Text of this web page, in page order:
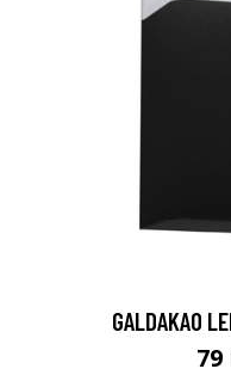
GALDAKAO
79